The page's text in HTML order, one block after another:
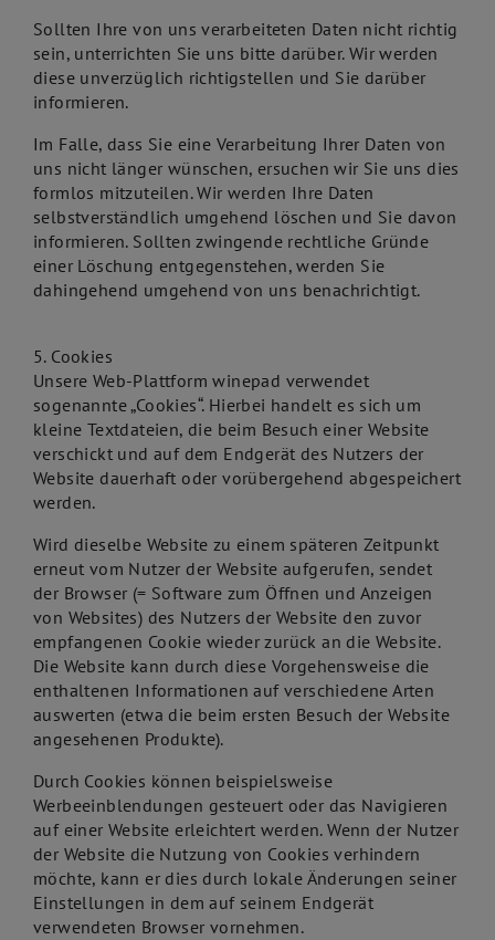
Sollten Ihre von uns verarbeiteten Daten nicht richtig
sein, unterrichten Sie uns bitte darüber. Wir werden
diese unverzüglich richtigstellen und Sie darüber
informieren.
Im Falle, dass Sie eine Verarbeitung Ihrer Daten von
uns nicht länger wünschen, ersuchen wir Sie uns dies
formlos mitzuteilen. Wir werden Ihre Daten
selbstverständlich umgehend löschen und Sie davon
informieren. Sollten zwingende rechtliche Gründe
einer Löschung entgegenstehen, werden Sie
dahingehend umgehend von uns benachrichtigt.
5. Cookies
Unsere Web-Plattform winepad verwendet
sogenannte „Cookies“. Hierbei handelt es sich um
kleine Textdateien, die beim Besuch einer Website
verschickt und auf dem Endgerät des Nutzers der
Website dauerhaft oder vorübergehend abgespeichert
werden.
Wird dieselbe Website zu einem späteren Zeitpunkt
erneut vom Nutzer der Website aufgerufen, sendet
der Browser (= Software zum Öffnen und Anzeigen
von Websites) des Nutzers der Website den zuvor
empfangenen Cookie wieder zurück an die Website.
Die Website kann durch diese Vorgehensweise die
enthaltenen Informationen auf verschiedene Arten
auswerten (etwa die beim ersten Besuch der Website
angesehenen Produkte).
Durch Cookies können beispielsweise
Werbeeinblendungen gesteuert oder das Navigieren
auf einer Website erleichtert werden. Wenn der Nutzer
der Website die Nutzung von Cookies verhindern
möchte, kann er dies durch lokale Änderungen seiner
Einstellungen in dem auf seinem Endgerät
verwendeten Browser vornehmen.